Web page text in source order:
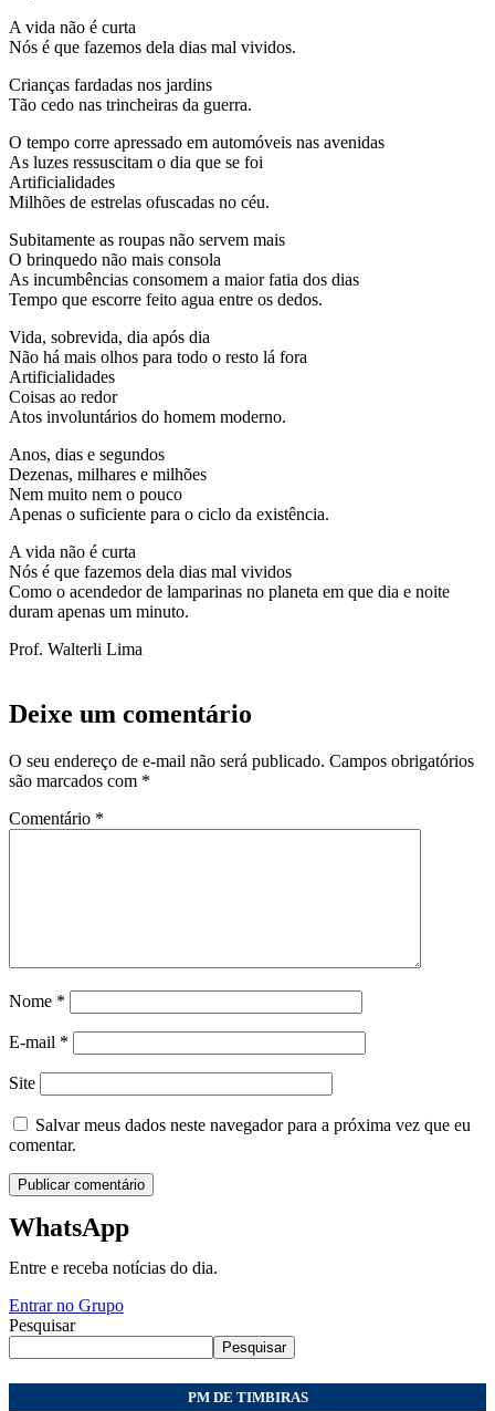
A vida não é curta
Nós é que fazemos dela dias mal vividos.
Crianças fardadas nos jardins
Tão cedo nas trincheiras da guerra.
O tempo corre apressado em automóveis nas avenidas
As luzes ressuscitam o dia que se foi
Artificialidades
Milhões de estrelas ofuscadas no céu.
Subitamente as roupas não servem mais
O brinquedo não mais consola
As incumbências consomem a maior fatia dos dias
Tempo que escorre feito agua entre os dedos.
Vida, sobrevida, dia após dia
Não há mais olhos para todo o resto lá fora
Artificialidades
Coisas ao redor
Atos involuntários do homem moderno.
Anos, dias e segundos
Dezenas, milhares e milhões
Nem muito nem o pouco
Apenas o suficiente para o ciclo da existência.
A vida não é curta
Nós é que fazemos dela dias mal vividos
Como o acendedor de lamparinas no planeta em que dia e noite
duram apenas um minuto.
Prof. Walterli Lima
Deixe um comentário
O seu endereço de e-mail não será publicado. Campos obrigatórios
são marcados com *
Comentário *
Nome *
E-mail *
Site
Salvar meus dados neste navegador para a próxima vez que eu
comentar.
WhatsApp
Entre e receba notícias do dia.
Entrar no Grupo
Pesquisar
Pesquisar
PM DE TIMBIRAS